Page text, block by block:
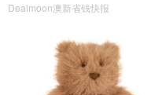
Dealmoon澳新省钱快报